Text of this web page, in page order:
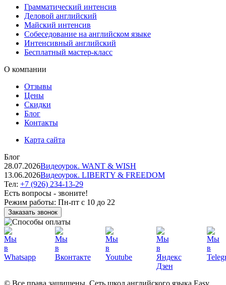
Грамматический интенсив
Деловой английский
Майский интенсив
Собеседование на английском языке
Интенсивный английский
Бесплатный мастер-класс
О компании
Отзывы
Цены
Скидки
Блог
Контакты
Карта сайта
Блог
28.07.2026Видеоурок. WANT & WISH
13.06.2026Видеоурок. LIBERTY & FREEDOM
Тел: +7 (926) 234-13-29
Есть вопросы - звоните!
Режим работы: Пн-пт с 10 до 22
Заказать звонок